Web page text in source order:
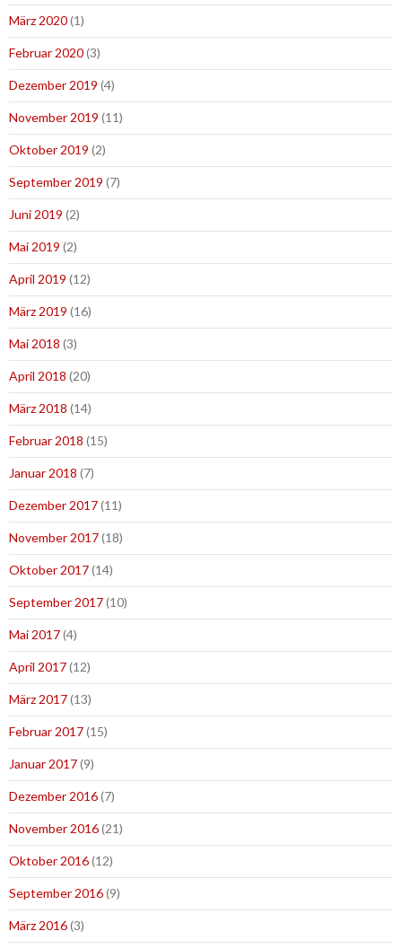
März 2020(1)
Februar 2020(3)
Dezember 2019 (4)
November 2019 (11)
Oktober 2019 (2)
September 2019 (7)
Juni 2019 (2)
Mai 2019 (2)
April 2019 (12)
März 2019 (16)
Mai 2018 (3)
April 2018 (20)
März 2018 (14)
Februar 2018 (15)
Januar 2018 (7)
Dezember 2017(11)
November 2017(18)
Oktober 2017(14)
September 2017(10)
Mai 2017(4)
April 2017(12)
März 2017(13)
Februar 2017(15)
Januar 2017(9)
Dezember 2016(7)
November 2016(21)
Oktober 2016(12)
September 2016(9)
März 2016(3)